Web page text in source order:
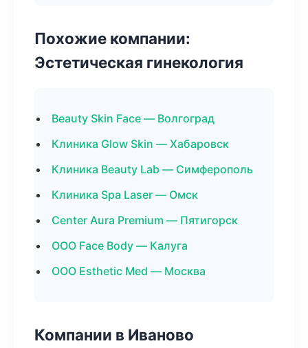
Похожие компании:
Эстетическая гинекология
Beauty Skin Face — Волгоград
Клиника Glow Skin — Хабаровск
Клиника Beauty Lab — Симферополь
Клиника Spa Laser — Омск
Center Aura Premium — Пятигорск
ООО Face Body — Калуга
ООО Esthetic Med — Москва
Компании в Иваново